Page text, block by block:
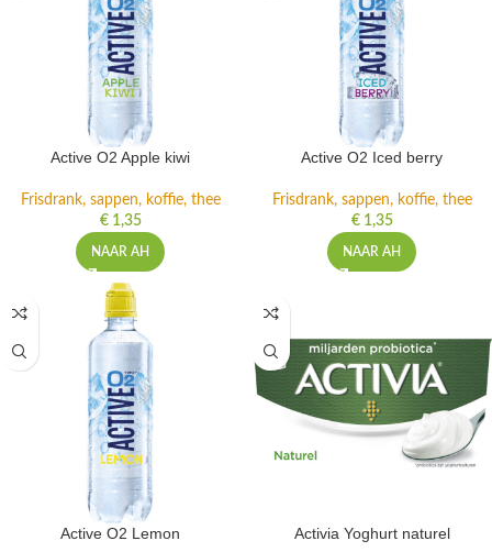
Active O2 Apple kiwi
Frisdrank, sappen, koffie, thee
€1,35
NAAR AH
Active O2 Iced berry
Frisdrank, sappen, koffie, thee
€1,35
NAAR AH
Active O2 Lemon Activia Yoghurt naturel